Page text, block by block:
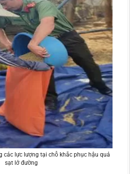
các lực lượng tại chỗ khắc phục hậu quả
sạt lở đường